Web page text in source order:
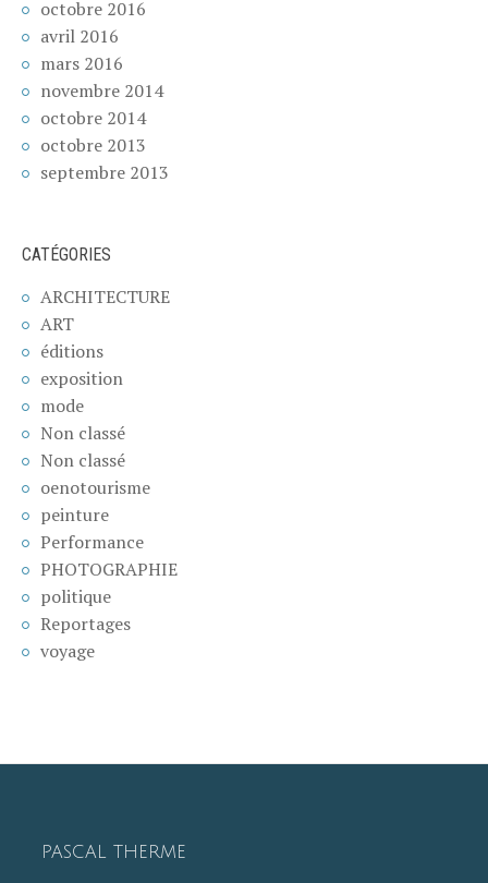
octobre 2016
avril 2016
mars 2016
novembre 2014
octobre 2014
octobre 2013
septembre 2013
CATÉGORIES
ARCHITECTURE
ART
éditions
exposition
mode
Non classé
Non classé
oenotourisme
peinture
Performance
PHOTOGRAPHIE
politique
Reportages
voyage
PASCAL THERME